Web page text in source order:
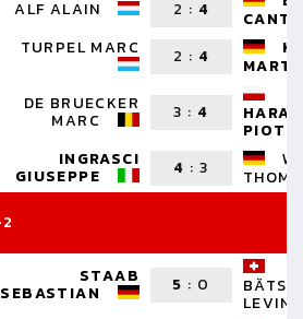
ALF ALAIN 2 : 4
TURPEL MARC 2 : 4
DE BRUECKER
MARC 3 : 4
PIOTR
INGRASCI
GIUSEPPE 4 :3
STAAB
SEBASTIAN 5 : 0
LEVIN